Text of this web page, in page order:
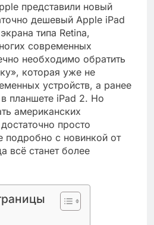
представили новый
дешевый Apple iPad
типа Retina,
современных
необходимо обратить
которая уже не
устройств, а ранее
планшете iPad 2. Но
американских
просто
подробно с новинкой от
всё станет более